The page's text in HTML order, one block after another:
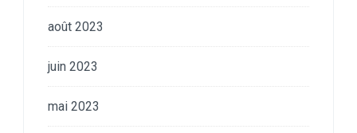
août 2023
juin 2023
mai 2023